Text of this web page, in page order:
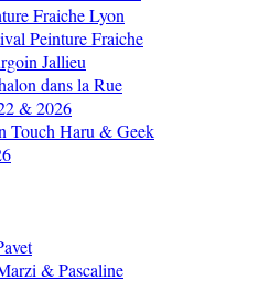
Fraiche Lyon
Peinture Fraiche
Jallieu
dans la Rue
& 2026
Touch Haru & Geek
& Pascaline